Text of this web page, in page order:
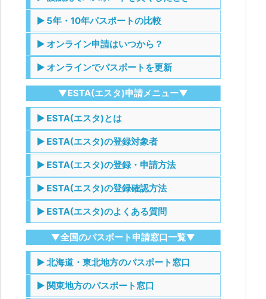
▶ 5年・10年パスポートの比較
▶ オンライン申請はいつから？
▶ オンラインでパスポートを更新
▼ESTA(エスタ)申請メニュー▼
▶ ESTA(エスタ)とは
▶ ESTA(エスタ)の登録対象者
▶ ESTA(エスタ)の登録・申請方法
▶ ESTA(エスタ)の登録確認方法
▶ ESTA(エスタ)のよくある質問
▼全国のパスポート申請窓口一覧▼
▶ 北海道・東北地方のパスポート窓口
▶ 関東地方のパスポート窓口